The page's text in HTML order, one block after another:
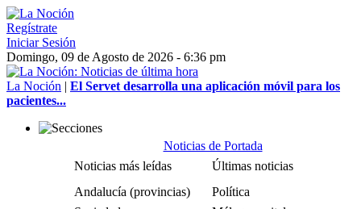
Regístrate
Iniciar Sesión
Domingo, 09 de Agosto de 2026 - 6:36 pm
La Noción | El Servet desarrolla una aplicación móvil para los
pacientes...
Noticias de Portada
Noticias más leídas
Últimas noticias
Andalucía (provincias)
Política